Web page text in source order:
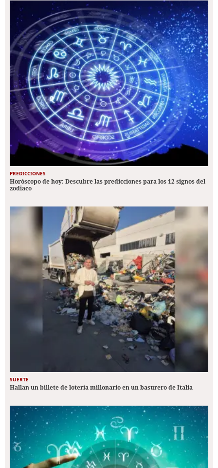
PREDICCIONES
Horóscopo de hoy: Descubre las predicciones para los 12 signos del
zodiaco
SUERTE
Hallan un billete de lotería millonario en un basurero de Italia